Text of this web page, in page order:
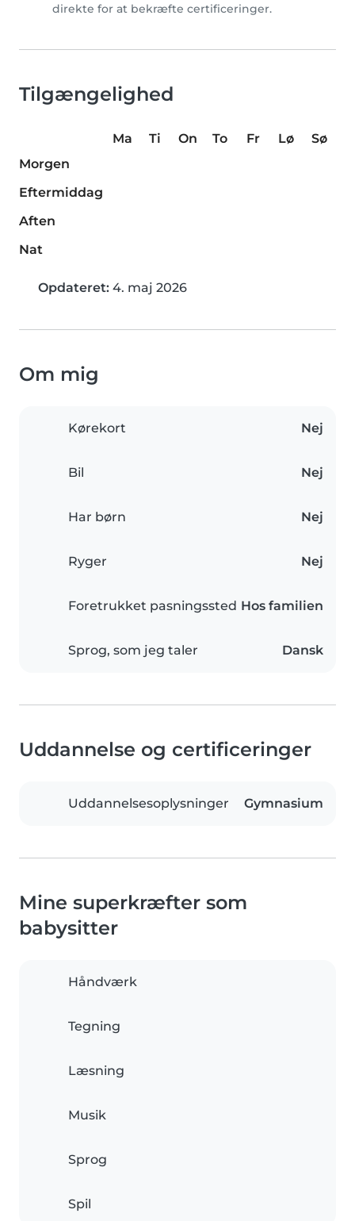
direkte for at bekræfte certificeringer.
Tilgængelighed
Ma Ti On To Fr Lø
Sø
Morgen
Eftermiddag
Aften
Nat
Opdateret: 4. maj 2026
Om mig
Kørekort Nej
Bil Nej
Har børn Nej
Ryger Nej
Foretrukket pasningssted Hos familien
Sprog, som jeg taler Dansk
Uddannelse og certificeringer
Uddannelsesoplysninger Gymnasium
Mine superkræfter som
babysitter
Håndværk
Tegning
Læsning
Musik
Sprog
Spil